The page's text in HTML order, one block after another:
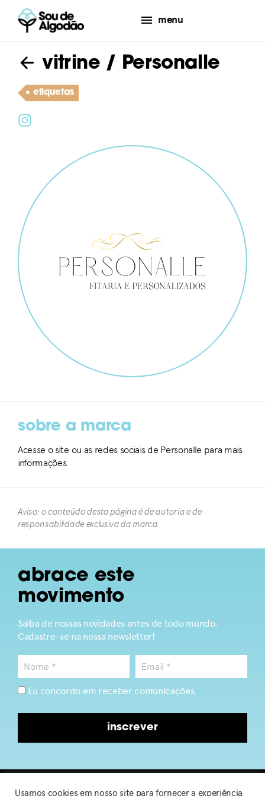
menu
vitrine/ Personalle
etiquetas
sobre a marca
Acesse o site ou as redes sociais de Personalle para mais
informações.
Aviso: o conteúdo desta página é de autoria e de
responsabilidade exclusiva da marca.​
abrace este
movimento
Saiba de nossas novidades antes de todo mundo.
Cadastre-se na nossa newsletter!
Eu concordo em receber comunicações.
inscrever
Usamos cookies em nosso site para fornecer a experiência